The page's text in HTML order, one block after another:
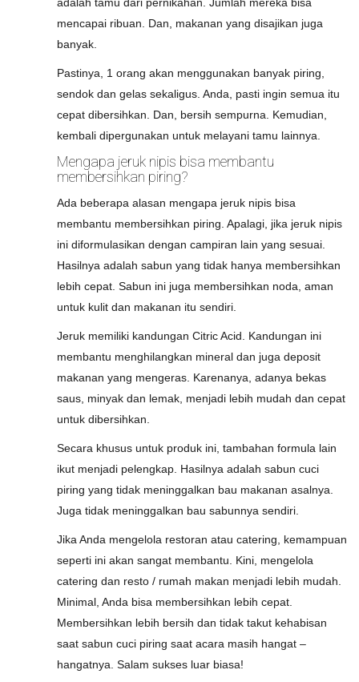
mencapai ribuan. Dan, makanan yang disajikan juga
banyak.
Pastinya, 1 orang akan menggunakan banyak piring,
sendok dan gelas sekaligus. Anda, pasti ingin semua itu
cepat dibersihkan. Dan, bersih sempurna. Kemudian,
kembali dipergunakan untuk melayani tamu lainnya.
Mengapa jeruk nipis bisa membantu
membersihkan piring?
Ada beberapa alasan mengapa jeruk nipis bisa
membantu membersihkan piring. Apalagi, jika jeruk nipis
ini diformulasikan dengan campiran lain yang sesuai.
Hasilnya adalah sabun yang tidak hanya membersihkan
lebih cepat. Sabun ini juga membersihkan noda, aman
untuk kulit dan makanan itu sendiri.
Jeruk memiliki kandungan Citric Acid. Kandungan ini
membantu menghilangkan mineral dan juga deposit
makanan yang mengeras. Karenanya, adanya bekas
saus, minyak dan lemak, menjadi lebih mudah dan cepat
untuk dibersihkan.
Secara khusus untuk produk ini, tambahan formula lain
ikut menjadi pelengkap. Hasilnya adalah sabun cuci
piring yang tidak meninggalkan bau makanan asalnya.
Juga tidak meninggalkan bau sabunnya sendiri.
Jika Anda mengelola restoran atau catering, kemampuan
seperti ini akan sangat membantu. Kini, mengelola
catering dan resto / rumah makan menjadi lebih mudah.
Minimal, Anda bisa membersihkan lebih cepat.
Membersihkan lebih bersih dan tidak takut kehabisan
saat sabun cuci piring saat acara masih hangat –
hangatnya. Salam sukses luar biasa!